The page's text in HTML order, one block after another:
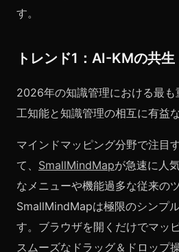
す。
トレンド1：AI-KMの共生
2026年の知識管理における最も
工知能と知識管理の相互に有益
マインドマッピング分野で注目
て、 SmallMindMapが急速に人
なメニューや機能過多な従来の
SmallMindMapは極限のシンプ
す。ブラウザを開くだけでマッ
スムーズなドラッグ＆ドロップ